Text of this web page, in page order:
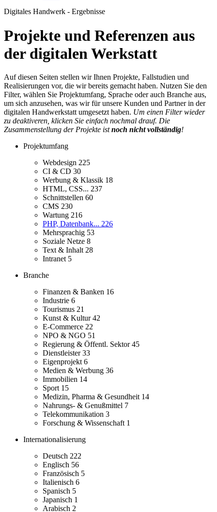
Digitales Handwerk - Ergebnisse
Projekte und Referenzen aus
der digitalen Werkstatt
Auf diesen Seiten stellen wir Ihnen Projekte, Fallstudien und
Realisierungen vor, die wir bereits gemacht haben. Nutzen Sie den
Filter, wählen Sie Projektumfang, Sprache oder auch Branche aus,
um sich anzusehen, was wir für unsere Kunden und Partner in der
digitalen Handwerkstatt umgesetzt haben. Um einen Filter wieder
zu deaktiveren, klicken Sie einfach nochmal drauf. Die
Zusammenstellung der Projekte istnoch nicht vollständig!
Projektumfang
Webdesign 225
CI & CD 30
Werbung & Klassik 18
HTML, CSS... 237
Schnittstellen 60
CMS 230
Wartung 216
PHP, Datenbank... 226
Mehrsprachig 53
Soziale Netze 8
Text & Inhalt 28
Intranet 5
Branche
Finanzen & Banken 16
Industrie 6
Tourismus 21
Kunst & Kultur42
E-Commerce 22
NPO & NGO 51
Regierung & Öffentl. Sektor45
Dienstleister33
Eigenprojekt 6
Medien & Werbung 36
Immobilien 14
Sport 15
Medizin, Pharma & Gesundheit 14
Nahrungs- & Genußmittel 7
Telekommunikation 3
Forschung & Wissenschaft 1
Internationalisierung
Deutsch 222
Englisch 56
Französisch 5
Italienisch 6
Spanisch 5
Japanisch 1
Arabisch 2